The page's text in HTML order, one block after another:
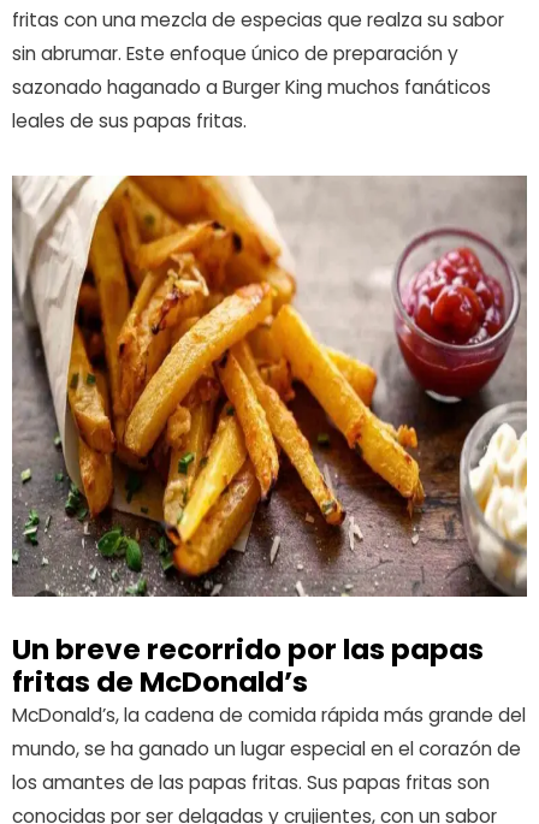
fritas con una mezcla de especias que realza su sabor
sin abrumar. Este enfoque único de preparación y
sazonado haganado a Burger King muchos fanáticos
leales de sus papas fritas.
Un breve recorrido por las papas
fritas de McDonald’s
McDonald’s, la cadena de comida rápida más grande del
mundo, se ha ganado un lugar especial en el corazón de
los amantes de las papas fritas. Sus papas fritas son
conocidas por ser delgadas y crujientes, con un sabor